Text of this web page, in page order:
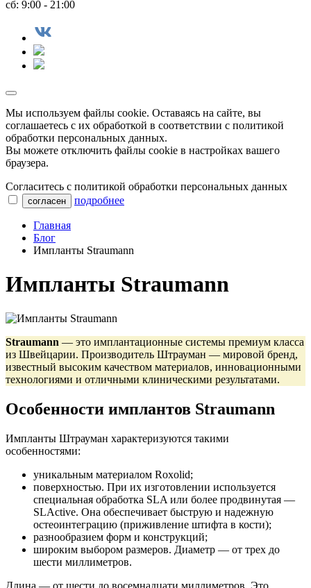
сб: 9:00 - 21:00
Мы используем файлы сookie. Оставаясь на сайте, вы
соглашаетесь с их обработкой в соответствии с политикой
обработки персональных данных.
Вы можете отключить файлы cookie в настройках вашего
браузера.
Согласитесь с политикой обработки персональных данных
согласен подробнее
Главная
Блог
Импланты Straumann
Импланты Straumann
Straumann — это имплантационные системы премиум класса
из Швейцарии. Производитель Штрауман — мировой бренд,
известный высоким качеством материалов, инновационными
технологиями и отличными клиническими результатами.
Особенности имплантов Straumann
Импланты Штрауман характеризуются такими
особенностями:
уникальным материалом Roxolid;
поверхностью. При их изготовлении используется
специальная обработка SLA или более продвинутая —
SLActive. Она обеспечивает быструю и надежную
остеоинтеграцию (приживление штифта в кости);
разнообразием форм и конструкций;
широким выбором размеров. Диаметр — от трех до
шести миллиметров.
Длина — от шести до восемнадцати миллиметров. Это